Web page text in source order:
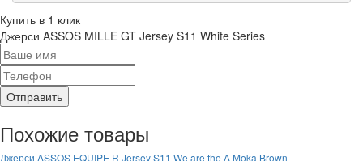
Купить в 1 клик
Джерси ASSOS MILLE GT Jersey S11 White Series
Отправить
Похожие товары
Джерси ASSOS EQUIPE R Jersey S11 We are the A Moka Brown